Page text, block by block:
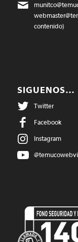
contenido)
SIGUENOS…
Twitter
Facebook
Instagram